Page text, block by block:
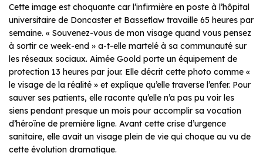
Cette image est choquante car l’infirmière en poste à l’hôpital
universitaire de Doncaster et Bassetlaw travaille 65 heures par
semaine. « Souvenez-vous de mon visage quand vous pensez
à sortir ce week-end » a-t-elle martelé à sa communauté sur
les réseaux sociaux. Aimée Goold porte un équipement de
protection 13 heures par jour. Elle décrit cette photo comme «
le visage de la réalité » et explique qu’elle traverse l’enfer. Pour
sauver ses patients, elle raconte qu’elle n’a pas pu voir les
siens pendant presque un mois pour accomplir sa vocation
d’héroïne de première ligne. Avant cette crise d’urgence
sanitaire, elle avait un visage plein de vie qui choque au vu de
cette évolution dramatique.